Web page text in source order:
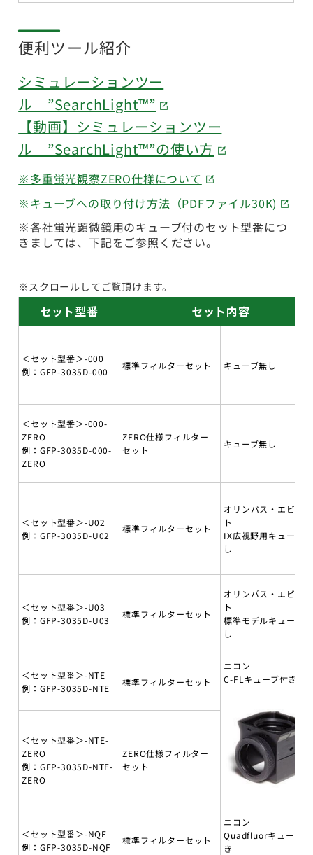
便利ツール紹介
シミュレーションツー
ル ”SearchLight™”
【動画】シミュレーションツー
ル ”SearchLight™”の使い方
※多重蛍光観察ZERO仕様について
※キューブへの取り付け方法（PDFファイル30K)
※各社蛍光顕微鏡用のキューブ付のセット型番につ
きましては、下記をご参照ください。
※スクロールしてご覧頂けます。
セット型番 セット内容
＜セット型番＞-000
例：GFP-3035D-000
標準フィルターセット キューブ無し
＜セット型番＞-000-
ZERO
例：GFP-3035D-000-
ZERO
ZERO仕様フィルター
セット
キューブ無し
＜セット型番＞-U02
例：GFP-3035D-U02
標準フィルターセット
オリンパス・エビデン
ト
IX広視野用キューブ無
し
＜セット型番＞-U03
例：GFP-3035D-U03
標準フィルターセット
オリンパス・エビデン
ト
標準モデルキューブ無
し
＜セット型番＞-NTE
例：GFP-3035D-NTE
標準フィルターセット
ニコン
C-FLキューブ付き
＜セット型番＞-NTE-
ZERO
例：GFP-3035D-NTE-
ZERO
ZERO仕様フィルター
セット
＜セット型番＞-NQF
例：GFP-3035D-NQF
標準フィルターセット
ニコン
Quadfluorキューブ付
き